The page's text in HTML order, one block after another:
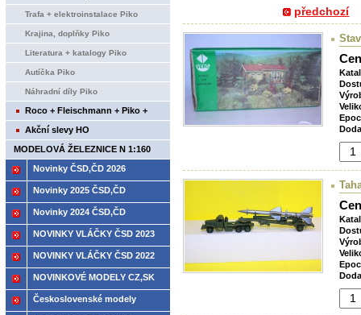
předchozí
Trafa + elektroinstalace Piko
Krajina, doplňky Piko
Literatura + katalogy Piko
Autíčka Piko
Náhradní díly Piko
Roco + Fleischmann + Piko +
Tillig+ Brawa
Akční slevy HO
MODELOVÁ ŽELEZNICE N 1:160
Novinky ČSD,ČD 2026
Novinky 2025 ČSD,ČD
Novinky 2024 ČSD,ČD
NOVINKY VLÁČKY ČSD 2023
NOVINKY VLÁČKY ČSD 2022
NOVINKOVÉ MODELY CZ,SK
2021
Československé modely